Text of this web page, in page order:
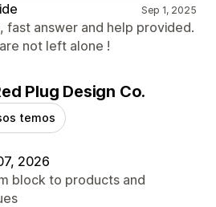
Sep 1, 2025
fast answer and help provided.
not left alone !
Plug Design Co.
temos
2026
block to products and